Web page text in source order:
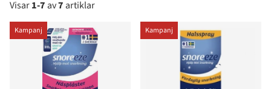
Visar1-7 av7 artiklar
Produkter
Kampanj Kampanj